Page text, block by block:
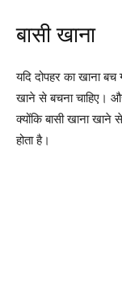
बासी खाना
यदि दोपहर का खाना
खाने से बचना चाहिए।
क्योंकि बासी खाना खाने
होता है।